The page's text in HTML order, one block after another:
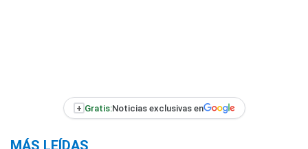
+ Gratis:Noticias exclusivas en
MÁS LEÍDAS